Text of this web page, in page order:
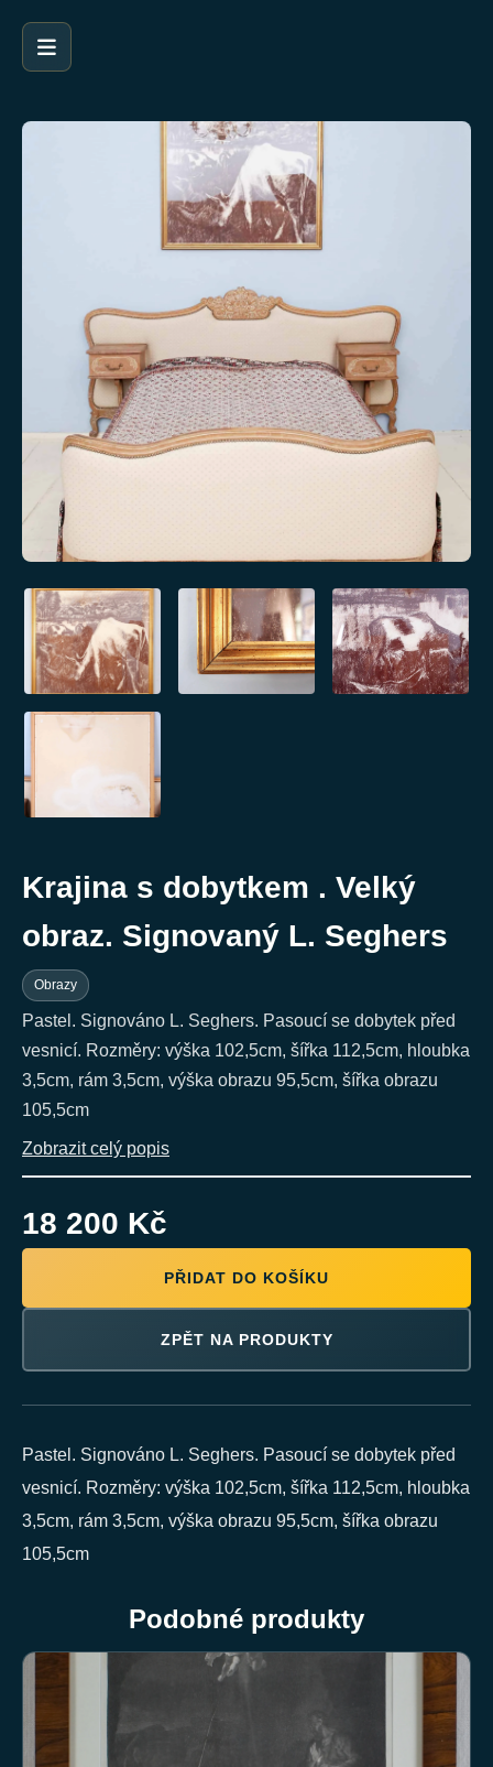
Krajina s dobytkem . Velký
obraz. Signovaný L. Seghers
Obrazy
Pastel. Signováno L. Seghers. Pasoucí se dobytek před
vesnicí. Rozměry: výška 102,5cm, šířka 112,5cm, hloubka
3,5cm, rám 3,5cm, výška obrazu 95,5cm, šířka obrazu
105,5cm
Zobrazit celý popis
18 200 Kč
PŘIDAT DO KOŠÍKU
ZPĚT NA PRODUKTY
Pastel. Signováno L. Seghers. Pasoucí se dobytek před
vesnicí. Rozměry: výška 102,5cm, šířka 112,5cm, hloubka
3,5cm, rám 3,5cm, výška obrazu 95,5cm, šířka obrazu
105,5cm
Podobné produkty